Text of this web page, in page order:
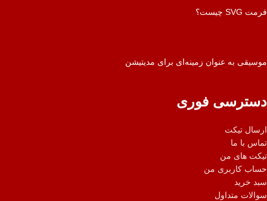
فرمت SVG چیست؟
موسیقی به عنوان زمینه‌ای برای مدیتیشن
دسترسی فوری
ارسال تیکت
تماس با ما
تیکت های من
حساب کاربری من
سبد خرید
سوالات متداول